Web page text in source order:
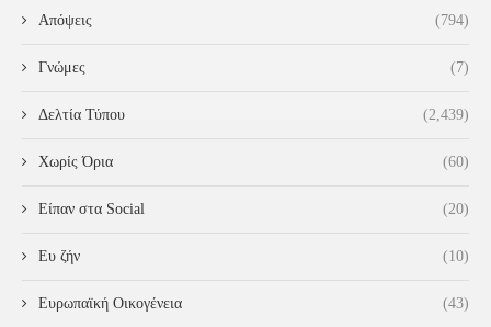
Απόψεις (794)
Γνώμες (7)
Δελτία Τύπου (2,439)
Χωρίς Όρια (60)
Είπαν στα Social (20)
Ευ ζήν (10)
Ευρωπαϊκή Οικογένεια (43)